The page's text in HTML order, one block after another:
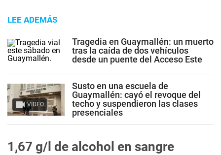
LEE ADEMÁS
Tragedia en Guaymallén: un muerto
tras la caída de dos vehículos
desde un puente del Acceso Este
VIDEO
Susto en una escuela de
Guaymallén: cayó el revoque del
techo y suspendieron las clases
presenciales
1,67 g/l de alcohol en sangre